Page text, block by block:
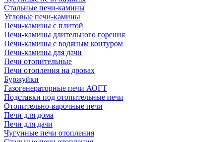
Стальные печи-камины
Угловые печи-камины
Печи-камины с плитой
Печи-камины длительного горения
Печи-камины с водяным контуром
Печи-камины для дачи
Печи отопительные
Печи отопления на дровах
Буржуйки
Газогенераторные печи АОГТ
Подставки под отопительные печи
Отопительно-варочные печи
Печи для дома
Печи для дачи
Чугунные печи отопления